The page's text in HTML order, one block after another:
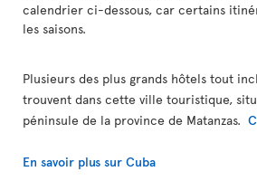
calendrier ci-dessous, car certains
les saisons.
Plusieurs des plus grands hôtels tout
trouvent dans cette ville touristique,
péninsule de la province de Matanzas.
En savoir plus sur Cuba